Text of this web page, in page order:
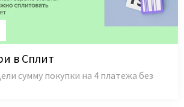
в Сплит
сумму покупки на 4 платежа без